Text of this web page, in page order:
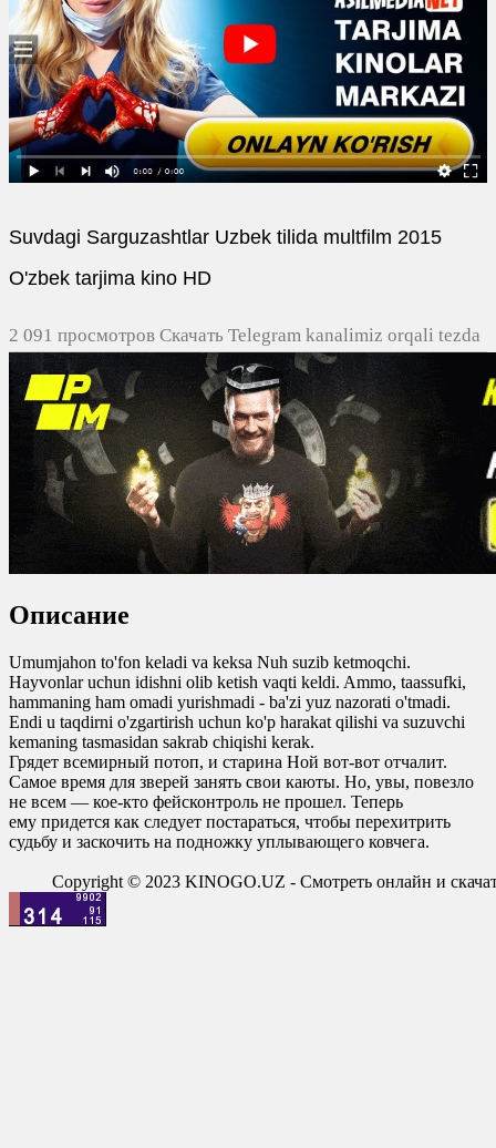
Suvdagi Sarguzashtlar Uzbek tilida multfilm 2015
O'zbek tarjima kino HD
2 091 просмотров Скачать Telegram kanalimiz orqali tezda
yuklash
Описание
Umumjahon to'fon keladi va keksa Nuh suzib ketmoqchi.
Hayvonlar uchun idishni olib ketish vaqti keldi. Ammo, taassufki,
hammaning ham omadi yurishmadi - ba'zi yuz nazorati o'tmadi.
Endi u taqdirni o'zgartirish uchun ko'p harakat qilishi va suzuvchi
kemaning tasmasidan sakrab chiqishi kerak.
Грядет всемирный потоп, и старина Ной вот-вот отчалит.
Самое время для зверей занять свои каюты. Но, увы, повезло
не всем — кое-кто фейсконтроль не прошел. Теперь
ему придется как следует постараться, чтобы перехитрить
судьбу и заскочить на подножку уплывающего ковчега.
Copyright © 2023 KINOGO.UZ - Смотреть онлайн и